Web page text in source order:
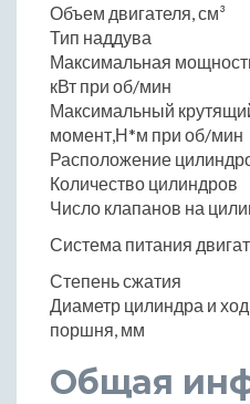
Объем двигателя, см³
Тип наддува
Максимальная
кВт при об/мин
Максимальный
момент,Н*м при об/мин
Расположение
Количество цилиндров
Число клапанов на
Система питания
Степень сжатия
Диаметр цилиндра и ход
поршня, мм
Общая